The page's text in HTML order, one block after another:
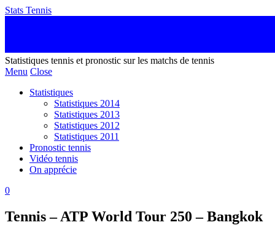
Stats Tennis
Statistiques tennis et pronostic sur les matchs de tennis
Menu Close
Statistiques
Statistiques 2014
Statistiques 2013
Statistiques 2012
Statistiques 2011
Pronostic tennis
Vidéo tennis
On apprécie
0
Tennis – ATP World Tour 250 – Bangkok